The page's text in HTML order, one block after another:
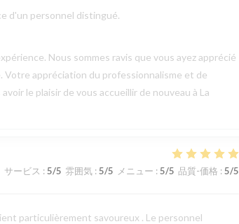
d'un personnel distingué.
Nous sommes ravis que vous ayez apprécié
Votre appréciation du professionnalisme et de
le plaisir de vous accueillir de nouveau à La
サービス : 5/5 雰囲気: 5/5 メニュー : 5/5 品質-価格 : 5/5
particulièrement savoureux . Le personnel